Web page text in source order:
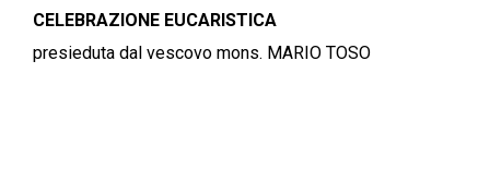
CELEBRAZIONE EUCARISTICA
presieduta dal vescovo mons. MARIO TOSO